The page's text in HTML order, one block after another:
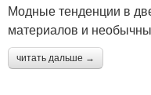
Модные тенденции в
материалов и
читать дальше →